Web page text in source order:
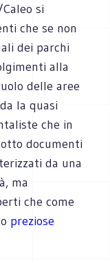
si
che se non
dei parchi
alla
delle aree
la quasi
che in
documenti
da una
ma
che come
preziose